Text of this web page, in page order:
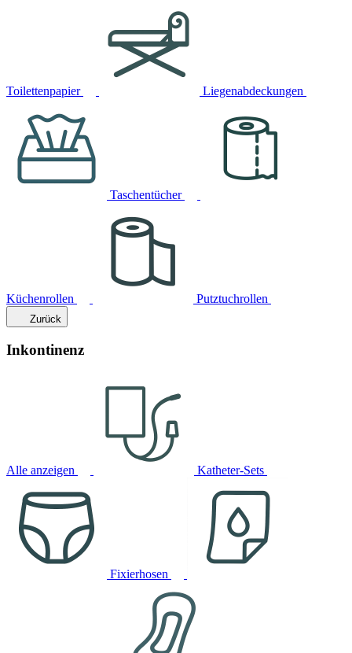
Toilettenpapier Liegenabdeckungen
Taschentücher
Küchenrollen Putztuchrollen
Zurück
Inkontinenz
Alle anzeigen Katheter-Sets
Fixierhosen